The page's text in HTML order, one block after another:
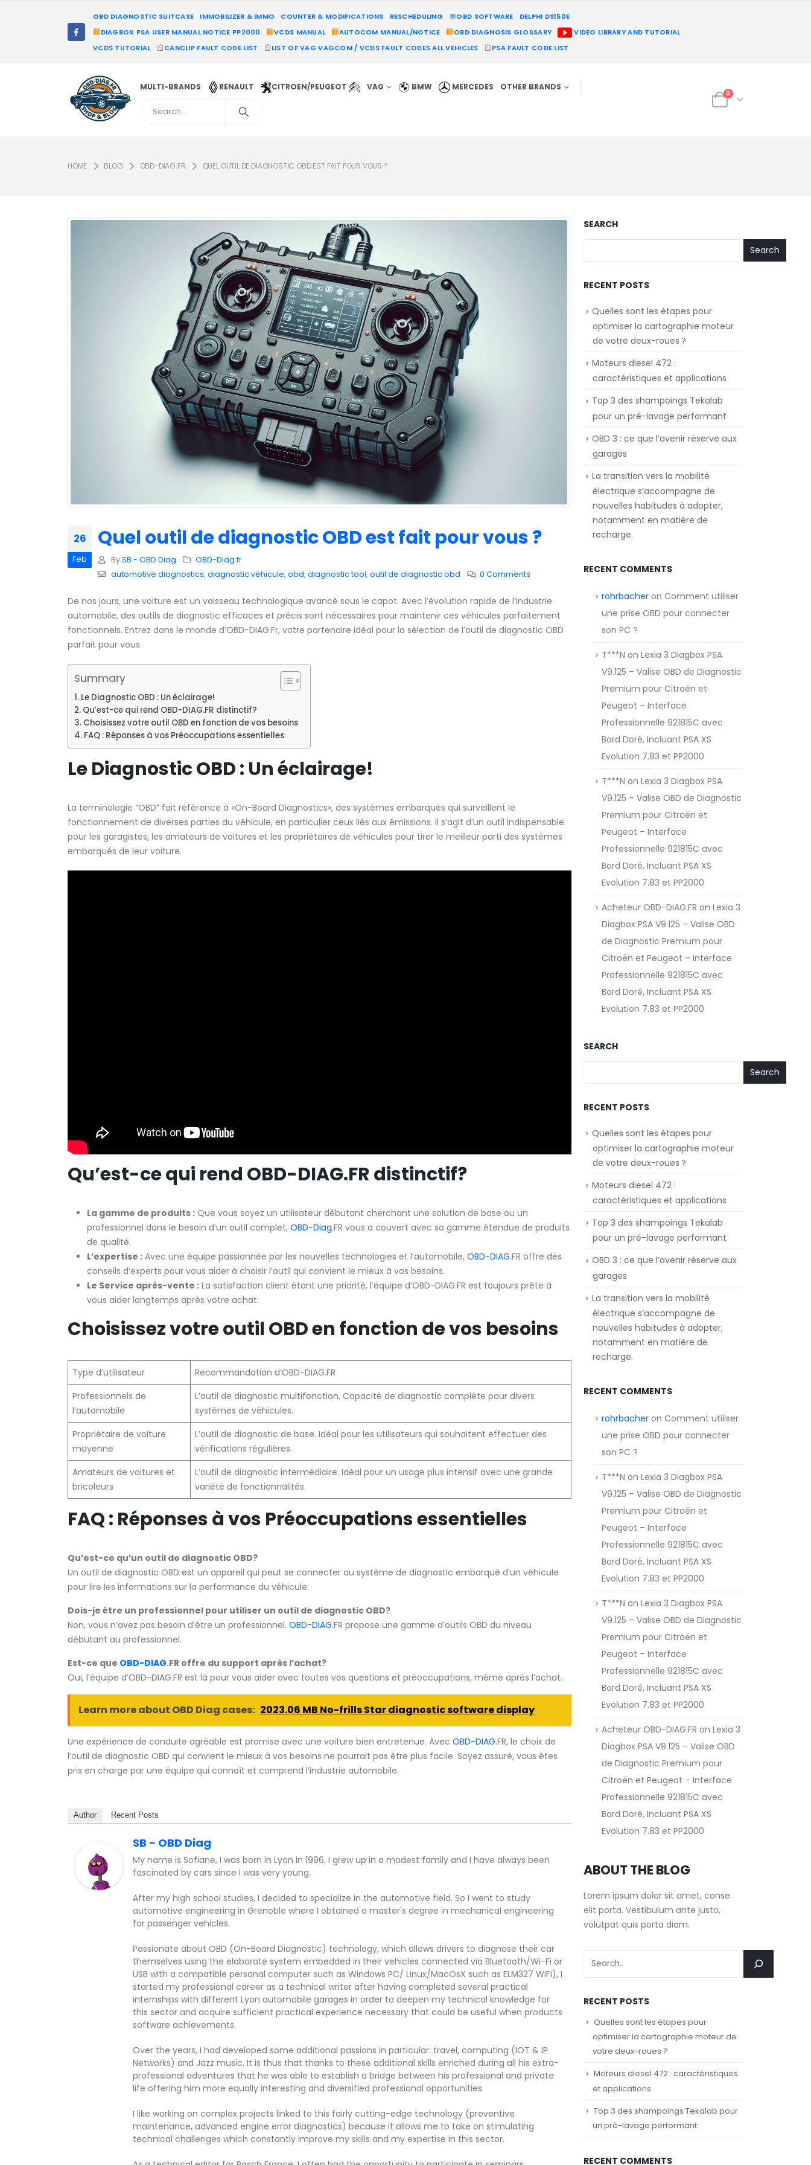
OBD DIAGNOSTIC SUITCASE IMMOBILIZER & IMMO COUNTER & MODIFICATIONS RESCHEDULING OBD SOFTWARE
DELPHI DS150E
DIAGBOX PSA USER MANUAL NOTICE PP2000
VCDS MANUAL AUTOCOM MANUAL/NOTICE OBD DIAGNOSIS GLOSSARY
VIDEO LIBRARY AND TUTORIAL
VCDS TUTORIAL
CANCLIP FAULT CODE LIST LIST OF VAG VAGCOM / VCDS FAULT CODES ALL VEHICLES PSA FAULT CODE LIST
MULTI-BRANDS RENAULT CITROEN/PEUGEOT VAG BMW MERCEDES OTHER BRANDS
0
HOME BLOG OBD-DIAG.FR QUEL OUTIL DE DIAGNOSTIC OBD EST FAIT POUR VOUS ?
26
Feb
Quel outil de diagnostic OBD est fait pour vous ?
By SB - OBD Diag
OBD-Diag.fr
automotive diagnostics, diagnostic véhicule, obd, diagnostic tool, outil de diagnostic obd 0 Comments
De nos jours, une voiture est un vaisseau technologique avancé sous le capot. Avec l’évolution rapide de l’industrie
automobile, des outils de diagnostic efficaces et précis sont nécessaires pour maintenir ces véhicules parfaitement
fonctionnels. Entrez dans le monde d’OBD-DIAG.Fr, votre partenaire idéal pour la sélection de l’outil de diagnostic OBD
parfait pour vous.
Summary
Le Diagnostic OBD : Un éclairage!
Qu’est-ce qui rend OBD-DIAG.FR distinctif?
Choisissez votre outil OBD en fonction de vos besoins
FAQ : Réponses à vos Préoccupations essentielles
Le Diagnostic OBD : Un éclairage!
La terminologie “OBD” fait référence à «On-Board Diagnostics», des systèmes embarqués qui surveillent le
fonctionnement de diverses parties du véhicule, en particulier ceux liés aux émissions. Il s’agit d’un outil indispensable
pour les garagistes, les amateurs de voitures et les propriétaires de véhicules pour tirer le meilleur parti des systèmes
embarqués de leur voiture.
Qu’est-ce qui rend OBD-DIAG.FR distinctif?
La gamme de produits : Que vous soyez un utilisateur débutant cherchant une solution de base ou un
professionnel dans le besoin d’un outil complet, OBD-Diag.FR vous a couvert avec sa gamme étendue de produits
de qualité.
L’expertise : Avec une équipe passionnée par les nouvelles technologies et l’automobile, OBD-DIAG.FR offre des
conseils d’experts pour vous aider à choisir l’outil qui convient le mieux à vos besoins.
Le Service après-vente : La satisfaction client étant une priorité, l’équipe d’OBD-DIAG.FR est toujours prête à
vous aider longtemps après votre achat.
Choisissez votre outil OBD en fonction de vos besoins
Type d’utilisateur
Recommandation d’OBD-DIAG.FR
Professionnels de
l’automobile
L’outil de diagnostic multifonction. Capacité de diagnostic complète pour divers
systèmes de véhicules.
Propriétaire de voiture
moyenne
L’outil de diagnostic de base. Idéal pour les utilisateurs qui souhaitent effectuer des
vérifications régulières.
Amateurs de voitures et
bricoleurs
L’outil de diagnostic intermédiaire. Idéal pour un usage plus intensif avec une grande
variété de fonctionnalités.
FAQ : Réponses à vos Préoccupations essentielles
Qu’est-ce qu’un outil de diagnostic OBD?
Un outil de diagnostic OBD est un appareil qui peut se connecter au système de diagnostic embarqué d’un véhicule
pour lire les informations sur la performance du véhicule.
Dois-je être un professionnel pour utiliser un outil de diagnostic OBD?
Non, vous n’avez pas besoin d’être un professionnel. OBD-DIAG.FR propose une gamme d’outils OBD du niveau
débutant au professionnel.
Est-ce que OBD-DIAG.FR offre du support après l’achat?
Oui, l’équipe d’OBD-DIAG.FR est là pour vous aider avec toutes vos questions et préoccupations, même après l’achat.
Learn more about OBD Diag cases: 2023.06 MB No-frills Star diagnostic software display
Une expérience de conduite agréable est promise avec une voiture bien entretenue. Avec OBD-DIAG.FR, le choix de
l’outil de diagnostic OBD qui convient le mieux à vos besoins ne pourrait pas être plus facile. Soyez assuré, vous êtes
pris en charge par une équipe qui connaît et comprend l’industrie automobile.
Author Recent Posts
SB - OBD Diag
My name is Sofiane, I was born in Lyon in 1996. I grew up in a modest family and I have always been
fascinated by cars since I was very young.
After my high school studies, I decided to specialize in the automotive field. So I went to study
automotive engineering in Grenoble where I obtained a master's degree in mechanical engineering
for passenger vehicles.
Passionate about OBD (On-Board Diagnostic) technology, which allows drivers to diagnose their car
themselves using the elaborate system embedded in their vehicles connected via Bluetooth/Wi-Fi or
USB with a compatible personal computer such as Windows PC/ Linux/MacOsX such as ELM327 WiFi), I
started my professional career as a technical writer after having completed several practical
internships with different Lyon automobile garages in order to deepen my technical knowledge for
this sector and acquire sufficient practical experience necessary that could be useful when products
software achievements.
Over the years, I had developed some additional passions in particular: travel, computing (IOT & IP
Networks) and Jazz music. It is thus that thanks to these additional skills enriched during all his extra-
professional adventures that he was able to establish a bridge between his professional and private
life offering him more equally interesting and diversified professional opportunities
I like working on complex projects linked to this fairly cutting-edge technology (preventive
maintenance, advanced engine error diagnostics) because it allows me to take on stimulating
technical challenges which constantly improve my skills and my expertise in this sector.
SEARCH
Search
RECENT POSTS
Quelles sont les étapes pour
optimiser la cartographie moteur
de votre deux-roues ?
Moteurs diesel 472 :
caractéristiques et applications
Top 3 des shampoings Tekalab
pour un pré-lavage performant
OBD 3 : ce que l’avenir réserve aux
garages
La transition vers la mobilité
électrique s’accompagne de
nouvelles habitudes à adopter,
notamment en matière de
recharge.
RECENT COMMENTS
rohrbacher on Comment utiliser
une prise OBD pour connecter
son PC ?
T***N on Lexia 3 Diagbox PSA
V9.125 – Valise OBD de Diagnostic
Premium pour Citroën et
Peugeot – Interface
Professionnelle 921815C avec
Bord Doré, Incluant PSA XS
Evolution 7.83 et PP2000
T***N on Lexia 3 Diagbox PSA
V9.125 – Valise OBD de Diagnostic
Premium pour Citroën et
Peugeot – Interface
Professionnelle 921815C avec
Bord Doré, Incluant PSA XS
Evolution 7.83 et PP2000
Acheteur OBD-DIAG.FR on Lexia 3
Diagbox PSA V9.125 – Valise OBD
de Diagnostic Premium pour
Citroën et Peugeot – Interface
Professionnelle 921815C avec
Bord Doré, Incluant PSA XS
Evolution 7.83 et PP2000
SEARCH
Search
RECENT POSTS
Quelles sont les étapes pour
optimiser la cartographie moteur
de votre deux-roues ?
Moteurs diesel 472 :
caractéristiques et applications
Top 3 des shampoings Tekalab
pour un pré-lavage performant
OBD 3 : ce que l’avenir réserve aux
garages
La transition vers la mobilité
électrique s’accompagne de
nouvelles habitudes à adopter,
notamment en matière de
recharge.
RECENT COMMENTS
rohrbacher on Comment utiliser
une prise OBD pour connecter
son PC ?
T***N on Lexia 3 Diagbox PSA
V9.125 – Valise OBD de Diagnostic
Premium pour Citroën et
Peugeot – Interface
Professionnelle 921815C avec
Bord Doré, Incluant PSA XS
Evolution 7.83 et PP2000
T***N on Lexia 3 Diagbox PSA
V9.125 – Valise OBD de Diagnostic
Premium pour Citroën et
Peugeot – Interface
Professionnelle 921815C avec
Bord Doré, Incluant PSA XS
Evolution 7.83 et PP2000
Acheteur OBD-DIAG.FR on Lexia 3
Diagbox PSA V9.125 – Valise OBD
de Diagnostic Premium pour
Citroën et Peugeot – Interface
Professionnelle 921815C avec
Bord Doré, Incluant PSA XS
Evolution 7.83 et PP2000
ABOUT THE BLOG
Lorem ipsum dolor sit amet, conse
elit porta. Vestibulum ante justo,
volutpat quis porta diam.
RECENT POSTS
Quelles sont les étapes pour
optimiser la cartographie moteur de
votre deux-roues ?
Moteurs diesel 472 : caractéristiques
et applications
Top 3 des shampoings Tekalab pour
un pré-lavage performant
RECENT COMMENTS